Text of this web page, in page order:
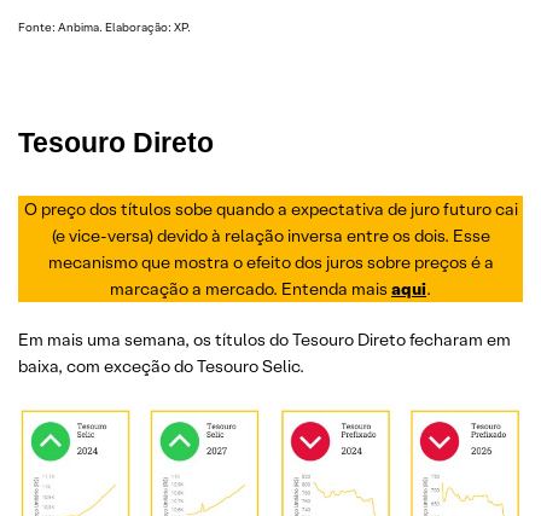
Fonte: Anbima. Elaboração: XP.
Tesouro Direto
O preço dos títulos sobe quando a expectativa de juro futuro cai
(e vice-versa) devido à relação inversa entre os dois. Esse
mecanismo que mostra o efeito dos juros sobre preços é a
marcação a mercado. Entenda mais aqui.
Em mais uma semana, os títulos do Tesouro Direto fecharam em
baixa, com exceção do Tesouro Selic.